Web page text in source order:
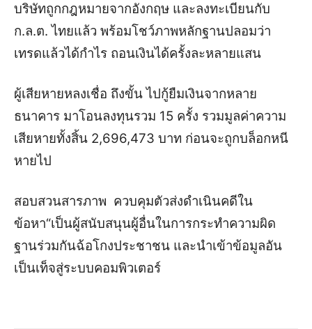
บริษัทถูกกฎหมายจากอังกฤษ และลงทะเบียนกับ
ก.ล.ต. ไทยแล้ว พร้อมโชว์ภาพหลักฐานปลอมว่า
เทรดแล้วได้กำไร ถอนเงินได้ครั้งละหลายแสน
ผู้เสียหายหลงเชื่อ ถึงขั้น ไปกู้ยืมเงินจากหลาย
ธนาคาร มาโอนลงทุนรวม 15 ครั้ง รวมมูลค่าความ
เสียหายทั้งสิ้น 2,696,473 บาท ก่อนจะถูกบล็อกหนี
หายไป
สอบสวนสารภาพ ควบคุมตัวส่งดำเนินคดีใน
ข้อหา“เป็นผู้สนับสนุนผู้อื่นในการกระทำความผิด
ฐานร่วมกันฉ้อโกงประชาชน และนำเข้าข้อมูลอัน
เป็นเท็จสู่ระบบคอมพิวเตอร์